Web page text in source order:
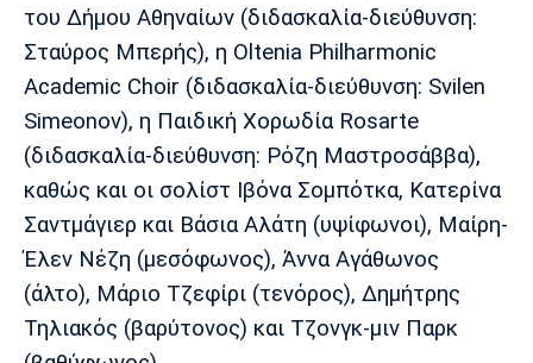
Λίβερπουλ
Μάντσεστερ
Σίτι
Γιουβέντους
Ίντερ Μίλαν Μπάγερν
του Δήμου Αθηναίων (διδασκαλία-διεύθυνση:
Σταύρος Μπερής), η Oltenia Philharmonic
Academic Choir (διδασκαλία-διεύθυνση: Svilen
Simeonov), η Παιδική Χορωδία Rosarte
(διδασκαλία-διεύθυνση: Ρόζη Μαστροσάββα),
καθώς και οι σολίστ Ιβόνα Σομπότκα, Κατερίνα
Σαντμάγιερ και Βάσια Αλάτη (υψίφωνοι), Μαίρη-
Έλεν Νέζη (μεσόφωνος), Άννα Αγάθωνος
(άλτο), Μάριο Τζεφίρι (τενόρος), Δημήτρης
Τηλιακός (βαρύτονος) και Τζονγκ-μιν Παρκ